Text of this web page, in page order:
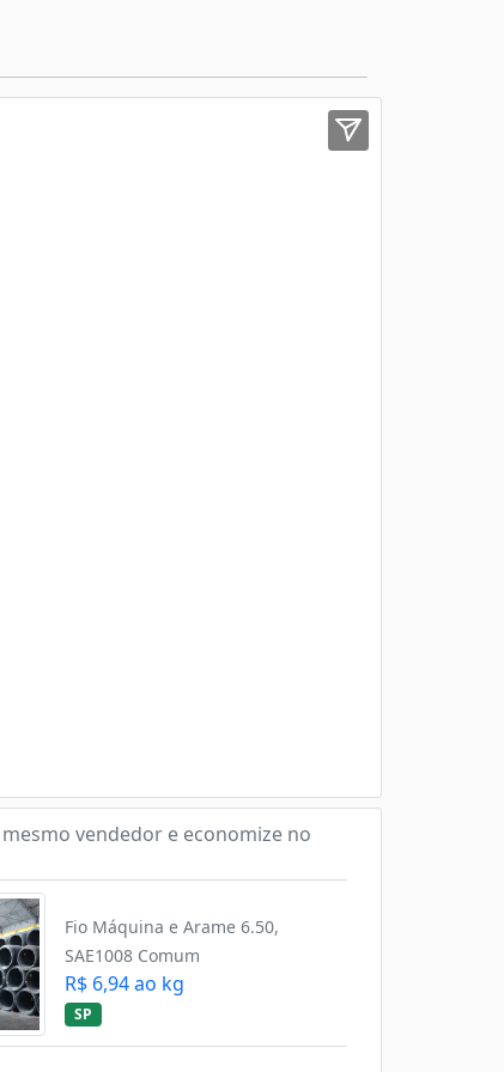
vendedor e economize no
Fio Máquina e Arame 6.50,
SAE1008 Comum
R$ 6,94 ao kg
SP